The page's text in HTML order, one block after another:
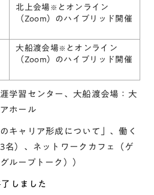
北上会場 ※ とオンライン
（Zoom）のハイブリッド開催
大船渡会場※ とオンライン
（Zoom）のハイブリッド開催
学習センター、大船渡会場：大
ホール
のキャリア形成について」、働く
名）、 ネットワークカフェ
（ゲ
ループトーク））
しました